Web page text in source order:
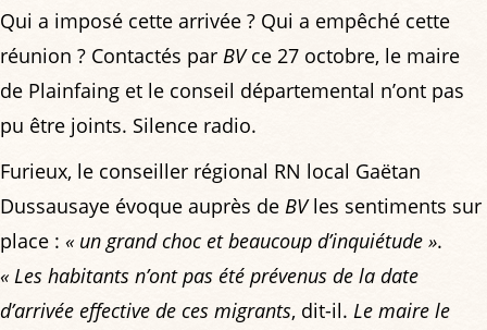
Qui a imposé cette arrivée ? Qui a empêché cette
réunion ? Contactés par BVce 27 octobre, le maire
de Plainfaing et le conseil départemental n’ont pas
pu être joints. Silence radio.
Furieux, le conseiller régional RN local Gaëtan
Dussausaye évoque auprès de BVles sentiments sur
place : « un grand choc et beaucoup d’inquiétude ».
« Les habitants n’ont pas été prévenus de la date
d’arrivée effective de ces migrants, dit-il. Le maire le